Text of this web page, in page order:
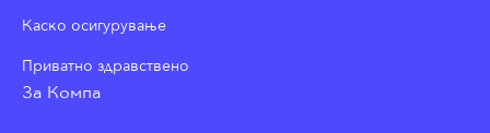
Каско осигурување
Приватно здравствено
За Компа